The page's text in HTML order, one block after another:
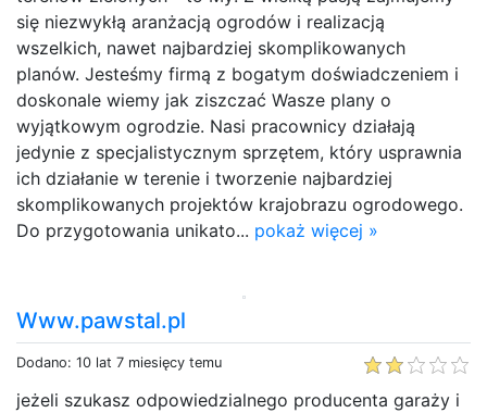
się niezwykłą aranżacją ogrodów i realizacją
wszelkich, nawet najbardziej skomplikowanych
planów. Jesteśmy firmą z bogatym doświadczeniem i
doskonale wiemy jak ziszczać Wasze plany o
wyjątkowym ogrodzie. Nasi pracownicy działają
jedynie z specjalistycznym sprzętem, który usprawnia
ich działanie w terenie i tworzenie najbardziej
skomplikowanych projektów krajobrazu ogrodowego.
Do przygotowania unikato... pokaż więcej »
Www.pawstal.pl
Dodano: 10 lat 7 miesięcy temu
jeżeli szukasz odpowiedzialnego producenta garaży i